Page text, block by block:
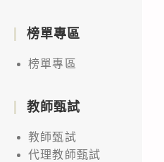
榜單專區
榜單專區
教師甄試
教師甄試
代理教師甄試